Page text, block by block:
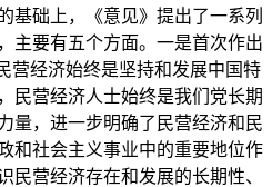
基础上，《意见》提出了一系列
主要有五个方面。一是首次作出
营经济始终是坚持和发展中国特
民营经济人士始终是我们党长期
量，进一步明确了民营经济和民
和社会主义事业中的重要地位作
民营经济存在和发展的长期性、